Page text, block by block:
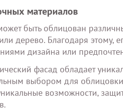
материалов
быть облицован
дерево. Благодаря
дизайна или
фасад обладает
выбором для
возможности,